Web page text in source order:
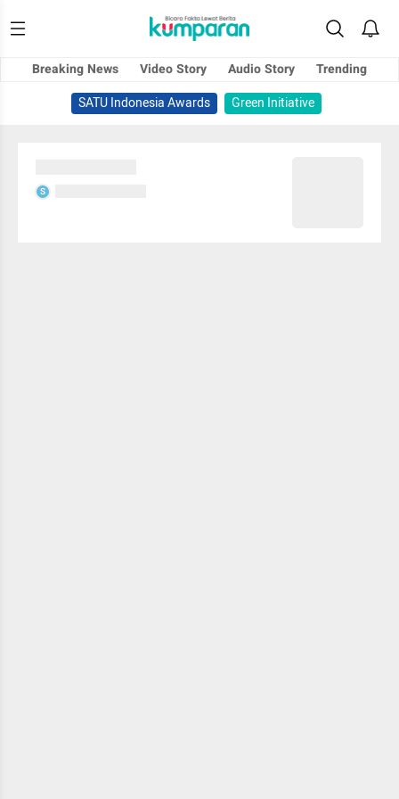
Breaking News Video Story Audio Story
Trending
SATU Indonesia Awards
Green Initiative
S